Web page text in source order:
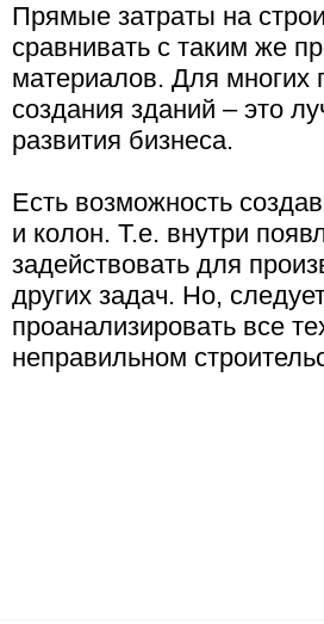
Прямые затраты на
сравнивать с таким же
материалов. Для многих
создания зданий – это
развития бизнеса.
Есть возможность
и колон. Т.е. внутри
задействовать для
других задач. Но,
проанализировать все
неправильном